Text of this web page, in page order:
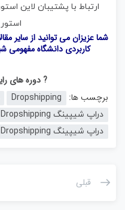
ارتباط با پشتیبان لاین
شما عزیزان می توانید از سایر
کاربردیدانشگاه مفهومی
? دوره های
برچسب ها:
Dropshipping
دراپ شیپینگ Dropshipping
دراپ شیپینگ Dropshipping چگونه کار می کند؟
قبلی